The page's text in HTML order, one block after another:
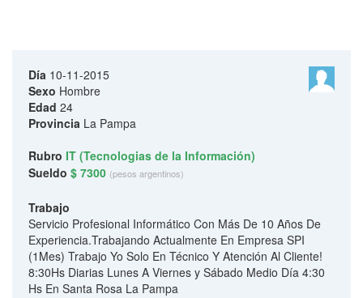
Día 10-11-2015
Sexo Hombre
Edad 24
Provincia La Pampa
Rubro IT (Tecnologias de la Información)
Sueldo $ 7300 (pesos argentinos)
Trabajo
Servicio Profesional Informático Con Más De 10 Años De
Experiencia.Trabajando Actualmente En Empresa SPI
(1Mes) Trabajo Yo Solo En Técnico Y Atención Al Cliente!
8:30Hs Diarias Lunes A Viernes y Sábado Medio Día 4:30
Hs En Santa Rosa La Pampa